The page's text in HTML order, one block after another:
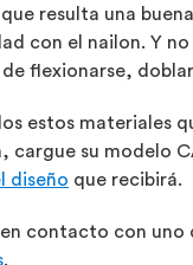
resulta una
con el nailon. Y
flexionarse,
estos materiales
cargue su modelo
diseño que recibirá.
contacto con
.